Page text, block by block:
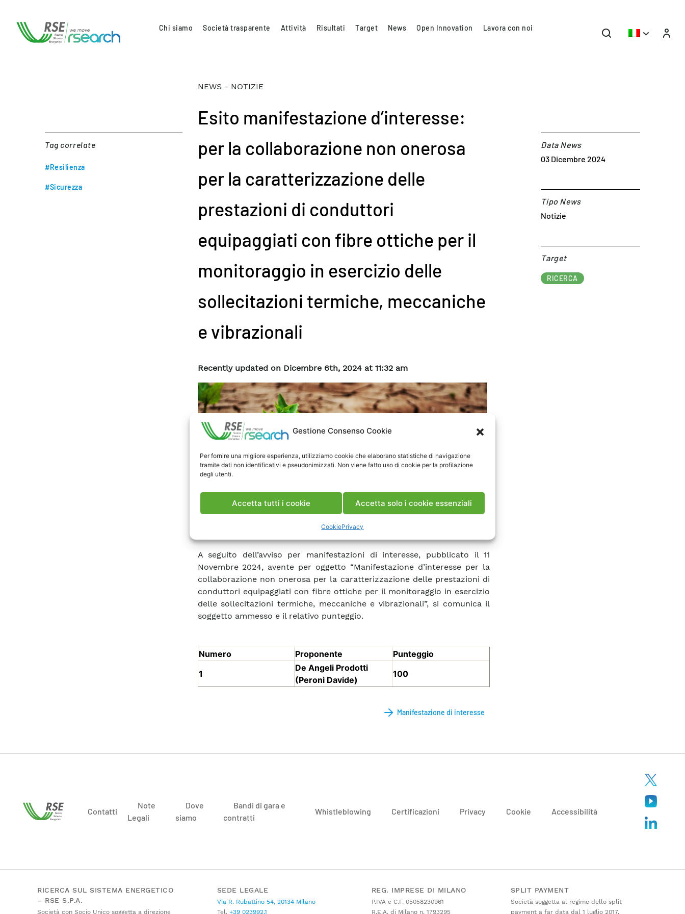
Gestione Consenso Cookie
Per fornire una migliore esperienza, utilizziamo cookie che elaborano statistiche di navigazione
tramite dati non identificativi e pseudonimizzati. Non viene fatto uso di cookie per la profilazione
degli utenti.
Accetta tutti i cookie Accetta solo i cookie essenziali
CookiePrivacy
Chi siamo Società trasparente Attività Risultati Target News Open Innovation Lavora con noi
Tag correlate
#Resilienza
#Sicurezza
NEWS - NOTIZIE
Esito manifestazione d’interesse:
per la collaborazione non onerosa
per la caratterizzazione delle
prestazioni di conduttori
equipaggiati con fibre ottiche per il
monitoraggio in esercizio delle
sollecitazioni termiche, meccaniche
e vibrazionali
Recently updated on Dicembre 6th, 2024 at 11:32 am
A seguito dell’avviso per manifestazioni di interesse, pubblicato il 11
Novembre 2024, avente per oggetto “Manifestazione d’interesse per la
collaborazione non onerosa per la caratterizzazione delle prestazioni di
conduttori equipaggiati con fibre ottiche per il monitoraggio in esercizio
delle sollecitazioni termiche, meccaniche e vibrazionali”, si comunica il
soggetto ammesso e il relativo punteggio.
Numero Proponente
Punteggio
1
De Angeli Prodotti
(Peroni Davide)
100
Manifestazione di interesse
Data News
03 Dicembre 2024
Tipo News
Notizie
Target​
RICERCA
Contatti
Note
Legali
Dove
siamo
Bandi di gara e
contratti
Whistleblowing Certificazioni Privacy Cookie Accessibilità
RICERCA SUL SISTEMA ENERGETICO
– RSE S.P.A.
Società con Socio Unico soggetta a direzione
SEDE LEGALE
Via R. Rubattino 54, 20134 Milano
Tel.+39 023992.1
REG. IMPRESE DI MILANO
P.IVA e C.F. 05058230961
R.E.A. di Milano n. 1793295
SPLIT PAYMENT
Società soggetta al regime dello split
payment a far data dal 1 luglio 2017.